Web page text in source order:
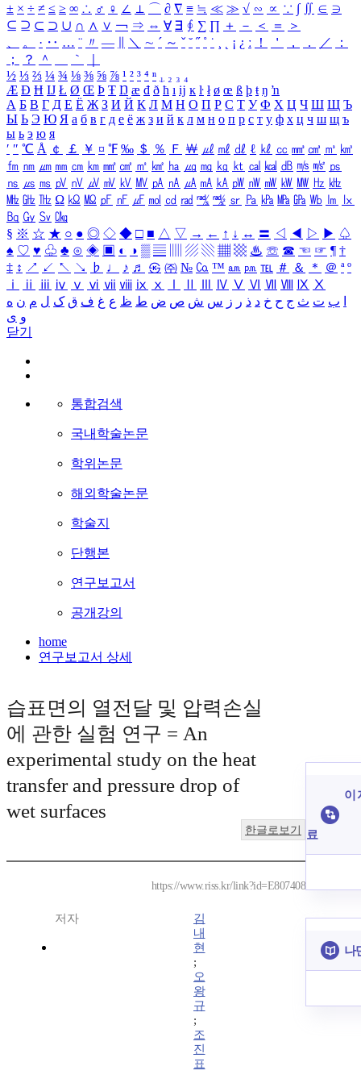
± × ÷ ≠ ≤ ≥ ∞ ∴ ♂ ♀ ∠ ⊥ ⌒ ∂ ∇ ≡ ≒ ≪ ≫ √ ∽ ∝ ∵ ∫ ∬ ∈ ∋
⊆ ⊇ ⊂ ⊃ ∪ ∩ ∧ ∨ ￢ ⇒ ⇔ ∀ ∃ ∮ ∑ ∏ ＋ － ＜ ＝
＞
、
。 · ‥ … ¨ 〃 ― ＼ ∼ ´ ～ ˇ ˘ ˝ ˚ ˙ ¸ ¡ ¿ ː ！ ＇ ， ． ／
：
；
？ ＾ ｀
½ ⅓ ⅔ ¼ ¾ ⅛ ⅜ ⅝ ⅞ ¹ ² ³ ⁴ ⁿ ₁ ₂ ₃ ₄
Æ Ð Ħ Ĳ Ł Ø Œ Þ Ŧ Ŋ æ đ ð ħ ı ĳ ĸ ŀ ł ø œ ß þ ŧ ŋ ŉ
А Б В Г Д Е Ё Ж З И Й К Л М Н О П Р С Т У Ф Х Ц Ч Ш Щ Ъ
Ы Ь Э Ю Я а б в г д е ё ж з и й к л м н о п р с т у ф х ц ч ш щ ъ
ы ь э ю я
′ ″ ℃ Å ￠ ￡ ￥ ¤ ℉ ‰ ＄ ％ Ｆ ￦ ㎕ ㎖ ㎗ ℓ ㎘ ㏄ ㎣ ㎤ ㎥ ㎦
㎙ ㎚ ㎛ ㎜ ㎝ ㎞ ㎟ ㎠ ㎡ ㎢ ㏊ ㎍ ㎎ ㎏ ㏏ ㎈ ㎉ ㏈ ㎧ ㎨ ㎰
㎱ ㎲ ㎳ ㎴ ㎵ ㎶ ㎷ ㎸ ㎹ ㎀ ㎁ ㎂ ㎃ ㎄ ㎺ ㎻ ㎽ ㎾ ㎿ ㎐ ㎑
㎒ ㎓ ㎔ Ω ㏀ ㏁ ㎊ ㎋ ㎌ ㏖ ㏅ ㎭ ㎮ ㎯ ㏛ ㎩ ㎪ ㎫ ㎬ ㏝ ㏐
㏓
㏃ ㏉ ㏜ ㏆
§ ※ ☆ ★ ○ ● ◎ ◇ ◆ □ ■ △ ▽ → ← ↑ ↓ ↔ 〓 ◁ ◀ ▷ ▶ ♤
♠ ♡ ♥ ♧ ♣ ⊙ ◈ ▣ ◐ ◑ ▒ ▤ ▨ ▧ ▦ ▩ ♨ ☏ ☎ ☜ ☞ ¶ †
‡ ↕ ↗ ↙ ↖ ↘ ♭ ♩ ♪ ♬ ㉿ ㈜ № ㏇ ™ ㏂ ㏘ ℡ ＃ ＆ ＊ ＠ ª º
ⅰ
ⅱ ⅲ ⅳ ⅴ ⅵ ⅶ ⅷ ⅸ ⅹ Ⅳ Ⅴ Ⅵ Ⅶ Ⅷ Ⅸ Ⅹ
ب ت ث ج ح خ د ذ ر ز س ش ص ض ط ظ ع غ ف ق ک ل م ن ه
و ی
닫기
통합검색
국내학술논문
학위논문
해외학술논문
학술지
단행본
연구보고서
공개강의
home
연구보고서 상세
습표면의 열전달 및 압력손실
에 관한 실험 연구 = An
experimental study on the heat
transfer and pressure drop of
wet surfaces
한글로보기
https://www.riss.kr/link?id=E807408
저자
김
내
현
;
오
왕
규
;
조
진
표
이
료
나